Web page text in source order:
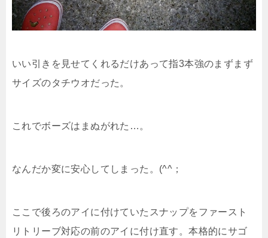
いい引きを見せてくれるだけあって指3本強のまずまず
サイズのタチウオだった。
これでボーズはまぬがれた…。
なんだか変に安心してしまった。(^^；
ここで後ろのアイに付けていたスナップをファースト
リトリーブ対応の前のアイに付け直す。本格的にサゴ